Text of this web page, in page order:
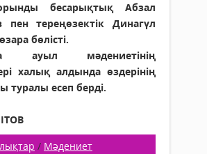
бесарықтық Абзал
пен тереңөзектік Динагүл
бөлісті.
ауыл мәдениетінің
халық алдында өздерінің
туралы есеп берді.
/ Мәдениет